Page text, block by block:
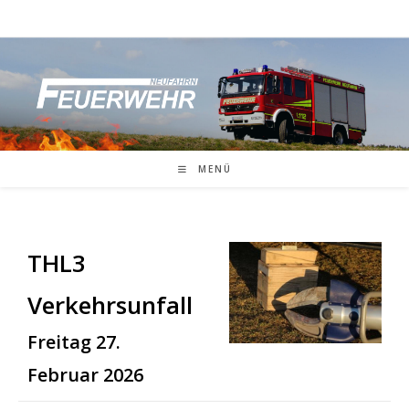
Inhalt
MENÜ
THL3
Verkehrsunfall
Freitag 27.
Februar 2026